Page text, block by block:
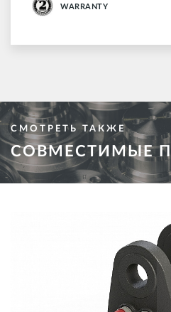
WARRANTY
СМОТРЕТЬ ТАКЖЕ
СОВМЕСТИМЫЕ